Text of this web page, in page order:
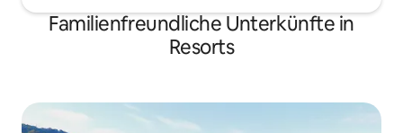
Familienfreundliche Unterkünfte in
Resorts